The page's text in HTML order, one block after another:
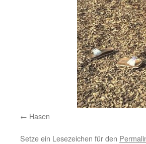
Hasen
Setze ein Lesezeichen für den